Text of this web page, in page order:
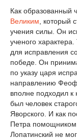
Как образованный
Великим , который
учения силы. Он
ученого
для исправления
победе. Он
по указу царя
направлению
вполне подходил к
был человек
Яворского. И как
Петра помощником
Лопатинский не